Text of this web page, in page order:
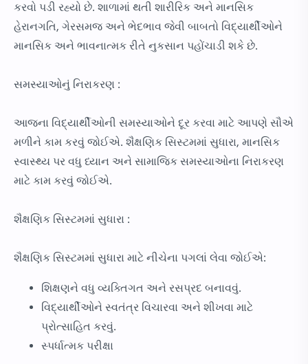
કરવો પડી રહ્યો છે. શાળામાં થતી શારીરિક અને માનસિક
હેરાનગતિ, ગેરસમજ અને ભેદભાવ જેવી બાબતો વિદ્યાર્થીઓને
માનસિક અને ભાવનાત્મક રીતે નુકસાન પહોંચાડી શકે છે.
સમસ્યાઓનું નિરાકરણ :
આજના વિદ્યાર્થીઓની સમસ્યાઓને દૂર કરવા માટે આપણે સૌએ
મળીને કામ કરવું જોઈએ. શૈક્ષણિક સિસ્ટમમાં સુધારા, માનસિક
સ્વાસ્થ્ય પર વધુ ધ્યાન અને સામાજિક સમસ્યાઓના નિરાકરણ
માટે કામ કરવું જોઈએ.
શૈક્ષણિક સિસ્ટમમાં સુધારા :
શૈક્ષણિક સિસ્ટમમાં સુધારા માટે નીચેના પગલાં લેવા જોઈએ:
શિક્ષણને વધુ વ્યક્તિગત અને રસપ્રદ બનાવવું.
વિદ્યાર્થીઓને સ્વતંત્ર વિચારવા અને શીખવા માટે
પ્રોત્સાહિત કરવું.
સ્પર્ધાત્મક પરીક્ષા